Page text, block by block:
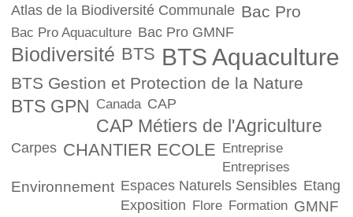
Atlas de la Biodiversité Communale Bac Pro
Bac Pro Aquaculture Bac Pro GMNF
Biodiversité BTS BTS Aquaculture
BTS Gestion et Protection de la Nature
BTS GPN Canada CAP
CAP Métiers de l'Agriculture
Carpes CHANTIER ECOLE Entreprise
Entreprises
Environnement Espaces Naturels Sensibles Etang
Exposition Flore Formation GMNF